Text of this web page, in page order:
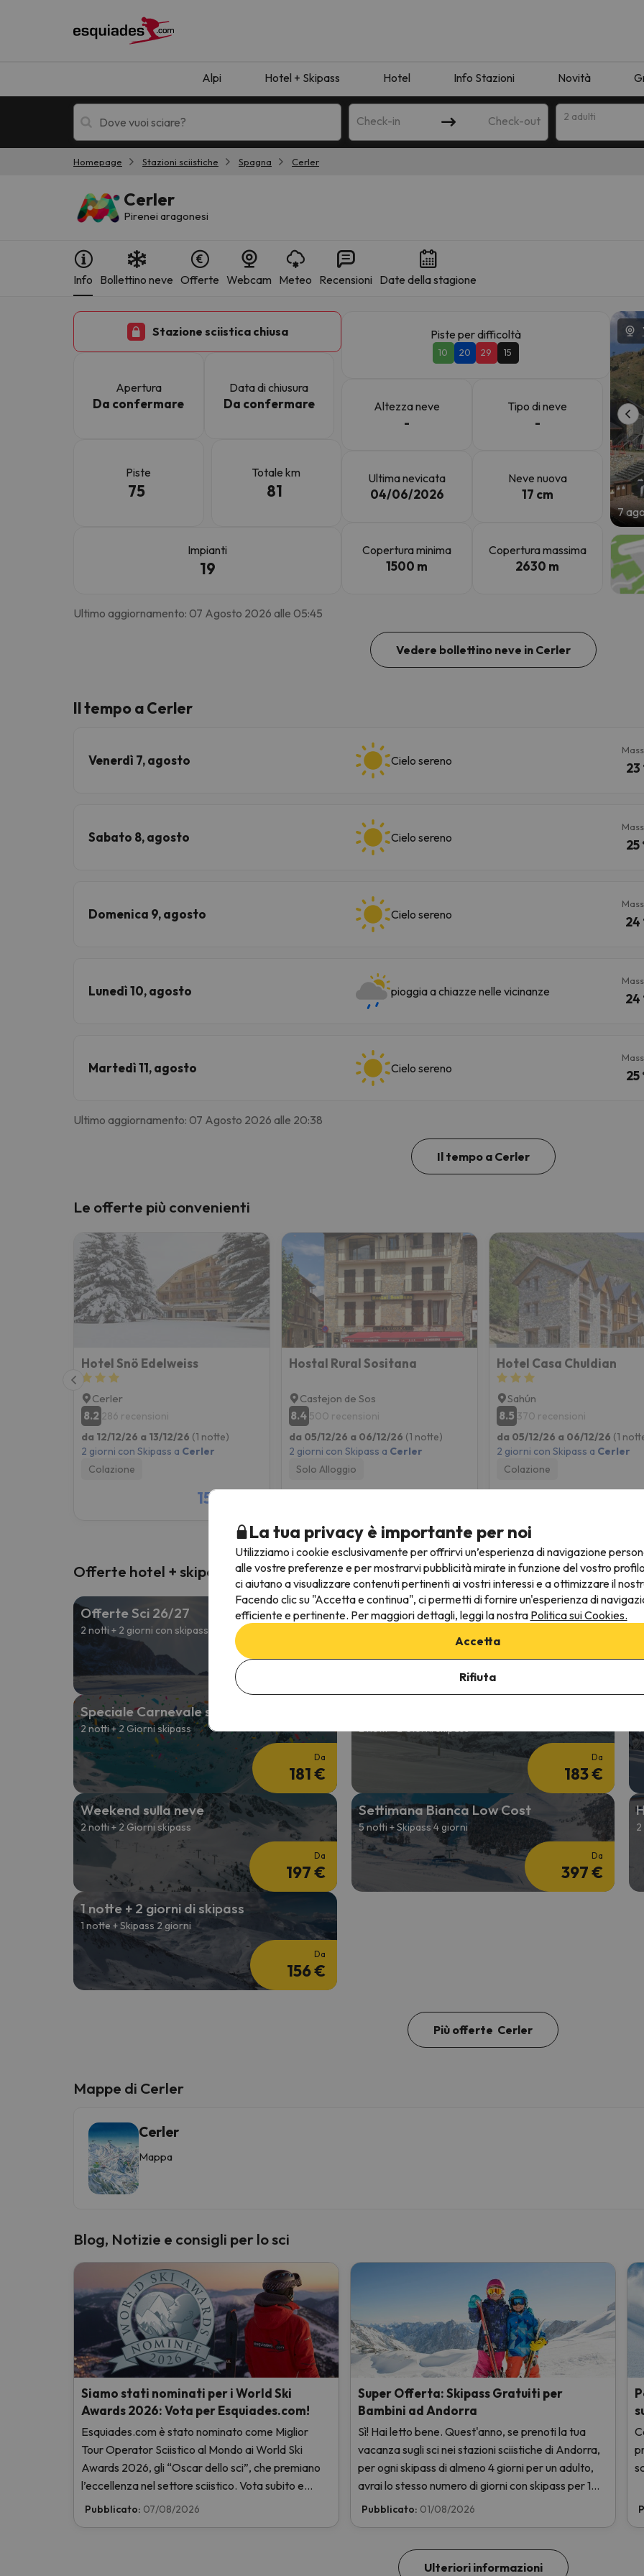
Alpi Hotel + Skipass Hotel Info Stazioni Novità
Check-in Check-out 2 adulti
Homepage Stazioni sciistiche Spagna Cerler
Cerler
Pirenei aragonesi
Info Bollettino neve Offerte Webcam Meteo Recensioni Date della stagione
Stazione sciistica chiusa
Apertura
Da confermare
Data di chiusura
Da confermare
Piste
75
Totale km
81
Impianti
19
Piste per difficoltà
10 20 29 15
Altezza neve
-
Tipo di neve
-
Ultima nevicata
04/06/2026
Neve nuova
17 cm
Copertura minima
1500 m
Copertura massima
2630 m
7
Ultimo aggiornamento: 07 Agosto 2026 alle 05:45
Vedere bollettino neve in Cerler
Il tempo a Cerler
Venerdì 7, agosto Cielo sereno
23
Sabato 8, agosto Cielo sereno
25
Domenica 9, agosto Cielo sereno
24
Lunedì 10, agosto pioggia a chiazze nelle vicinanze
24
Martedì 11, agosto Cielo sereno
25
Ultimo aggiornamento: 07 Agosto 2026 alle 20:38
Il tempo a Cerler
Le offerte più convenienti
Hotel Snö Edelweiss
Cerler
8.2 286 recensioni
da 12/12/26 a 13/12/26 (1 notte)
2 giorni con Skipass a Cerler
Colazione
156 €
Hostal Rural Sositana
Castejon de Sos
8.4 500 recensioni
da 05/12/26 a 06/12/26 (1 notte)
2 giorni con Skipass a Cerler
Solo Alloggio
Hotel Casa Chuldian
Sahún
8.5 370 recensioni
da 05/12/26 a 06/12/26 (1
2 giorni con Skipass a Cerler
Colazione
Offerte hotel + skipass
Offerte Sci 26/27
2 notti + 2 giorni con skipass
Da
Natale sulla neve
Da
Speciale Carnevale sulla neve
2 notti + 2 Giorni skipass
Da
181 €
2 notti + 2 Giorni skipass
Da
183 €
4
Weekend sulla neve
2 notti + 2 Giorni skipass
Da
197 €
Settimana Bianca Low Cost
5 notti + Skipass 4 giorni
Da
397 €
1 notte + 2 giorni di skipass
1 notte + Skipass 2 giorni
Da
156 €
Più offerte Cerler
Mappe di Cerler
Cerler
Mappa
Blog, Notizie e consigli per lo sci
Siamo stati nominati per i World Ski
Awards 2026: Vota per Esquiades.com!
Esquiades.com è stato nominato come Miglior
Tour Operator Sciistico al Mondo ai World Ski
Awards 2026, gli “Oscar dello sci”, che premiano
l’eccellenza nel settore sciistico. Vota subito e
aiutaci a arrivare in cima!
Pubblicato: 07/08/2026
Super Offerta: Skipass Gratuiti per
Bambini ad Andorra
Sì! Hai letto bene. Quest'anno, se prenoti la tua
vacanza sugli sci nei stazioni sciistiche di Andorra,
per ogni skipass di almeno 4 giorni per un adulto,
avrai lo stesso numero di giorni con skipass per 1
bambino totalmente GRATIS. Entra e scoprilo qui.
Pubblicato: 01/08/2026
Ulteriori informazioni
La tua privacy è importante per noi
Utilizziamo i cookie esclusivamente per offrirvi un’esperienza di navigazione
alle vostre preferenze e per mostrarvi pubblicità mirate in funzione del vostro
ci aiutano a visualizzare contenuti pertinenti ai vostri interessi e a ottimizzare il
Facendo clic su "Accetta e continua", ci permetti di fornire un'esperienza di
efficiente e pertinente. Per maggiori dettagli, leggi la nostra Politica sui Cookies.
Accetta
Rifiuta